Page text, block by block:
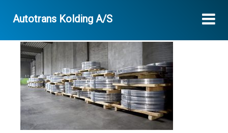
Autotrans Kolding A/S